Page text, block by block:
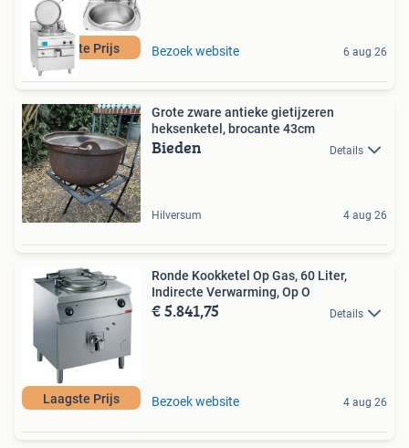
Laagste Prijs Bezoek website 6 aug 26
Grote zware antieke gietijzeren
heksenketel, brocante 43cm
Bieden Details
Hilversum 4 aug 26
Laagste Prijs
Ronde Kookketel Op Gas, 60 Liter,
Indirecte Verwarming, Op O
€ 5.841,75 Details
Bezoek website 4 aug 26